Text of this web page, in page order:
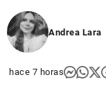
Andrea Lara
hace 7 horas